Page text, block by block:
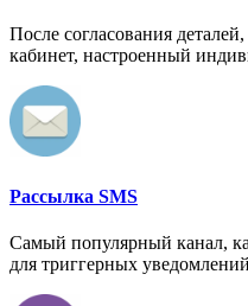
После согласования
кабинет, настроенный
Рассылка SMS
Самый популярный канал,
для триггерных